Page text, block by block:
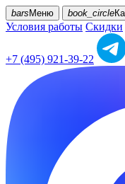
bars Меню book_circle
Условия работы Скидки
+7 (495) 921-39-22